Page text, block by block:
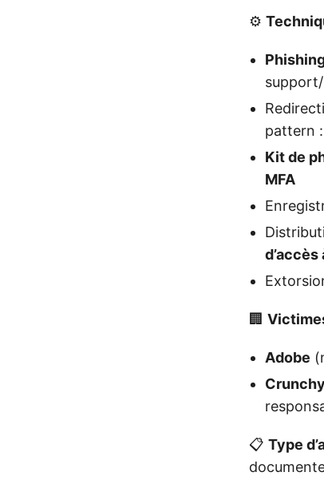
⚙️
pattern :
Kit de
MFA
🏢
Adobe
📋 Type